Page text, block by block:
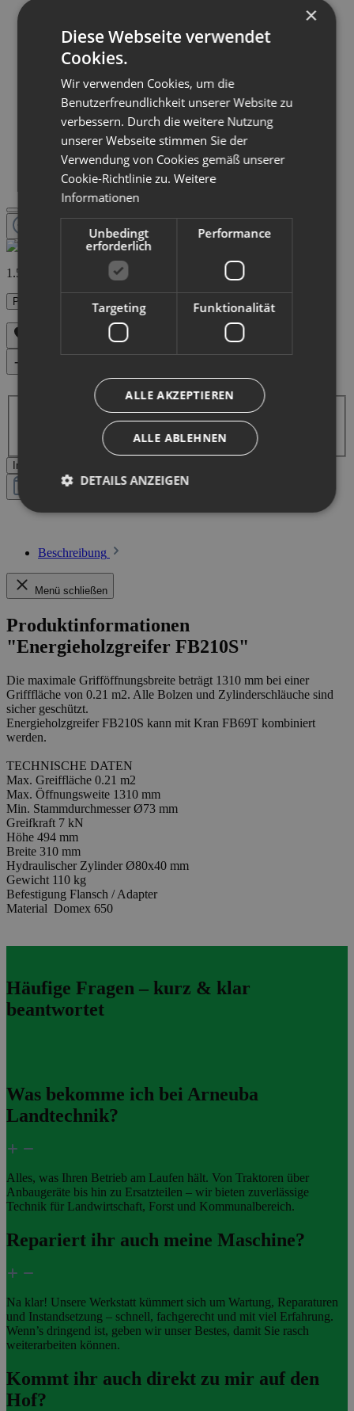
1.578,00 €
Preise inkl. MwSt. zzgl. Versandkosten
Produkt Anzahl: Gib den gewünschten Wert ein oder benutze
die Schaltflächen um die Anzahl zu erhöhen oder zu
In den Warenkorb
Beschreibung
Menü schließen
Produktinformationen
"Energieholzgreifer FB210S"
Die maximale Grifföffnungsbreite beträgt 1310 mm bei einer
Grifffläche von 0.21 m2. Alle Bolzen und Zylinderschläuche sind
sicher geschützt.
Energieholzgreifer FB210S kann mit Kran FB69T kombiniert
werden.
TECHNISCHE DATEN
Max. Greiffläche 0.21 m2
Max. Öffnungsweite 1310 mm
Min. Stammdurchmesser Ø73 mm
Greifkraft 7 kN
Höhe 494 mm
Breite 310 mm
Hydraulischer Zylinder Ø80x40 mm
Gewicht 110 kg
Befestigung Flansch / Adapter
Material Domex 650
Häufige Fragen – kurz & klar
beantwortet
Was bekomme ich bei Arneuba
Landtechnik?
Alles, was Ihren Betrieb am Laufen hält. Von Traktoren über
Anbaugeräte bis hin zu Ersatzteilen – wir bieten zuverlässige
Technik für Landwirtschaft, Forst und Kommunalbereich.
Repariert ihr auch meine Maschine?
Na klar! Unsere Werkstatt kümmert sich um Wartung, Reparaturen
und Instandsetzung – schnell, fachgerecht und mit viel Erfahrung.
Wenn’s dringend ist, geben wir unser Bestes, damit Sie rasch
weiterarbeiten können.
Kommt ihr auch direkt zu mir auf den
Hof?
×
Diese Webseite verwendet
Cookies.
Wir verwenden Cookies, um die
Benutzerfreundlichkeit unserer Website zu
verbessern. Durch die weitere Nutzung
unserer Webseite stimmen Sie der
Verwendung von Cookies gemäß unserer
Cookie-Richtlinie zu.Weitere
Informationen
Unbedingt
erforderlich
Performance
Targeting Funktionalität
ALLE AKZEPTIEREN
ALLE ABLEHNEN
DETAILS ANZEIGEN